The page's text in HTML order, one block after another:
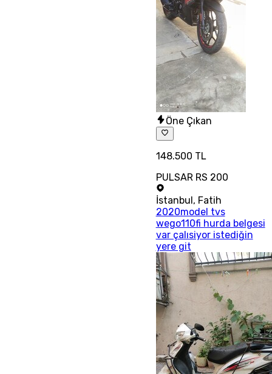
Öne Çıkan
148.500 TL
PULSAR RS 200
İstanbul, Fatih
2020model tvs
wego110fi hurda belgesi
var çalısiyor istediğin
yere git